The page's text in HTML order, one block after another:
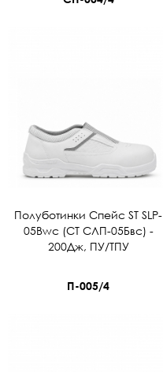
Полуботинки Спейс ST SLP-
05Bwc (СТ СЛП-05Бвс) -
200Дж, ПУ/ТПУ
П-005/4